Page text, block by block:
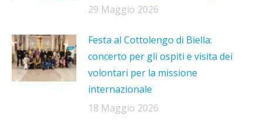
29 Maggio 2026
Festa al Cottolengo di Biella:
concerto per gli ospiti e visita dei
volontari per la missione
internazionale
18 Maggio 2026